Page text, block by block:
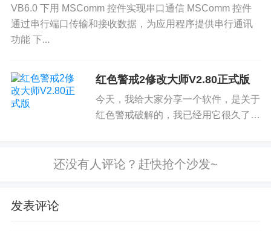
VB6.0 下用 MSComm 控件实现串口通信 MSComm 控件
通过串行端口传输和接收数据，为应用程序提供串行通讯
功能 下...
红色警戒2修改大师V2.80正式版
今天，我给大家分享一个软件，是关于
红色警戒破解的，我已经用它很久了，
以联机用的功能，废话不多说，直接上
发表评论